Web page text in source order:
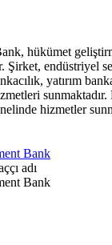
hükümet
Şirket, endüstriyel
yatırım
hizmetler
Bank
adı
Bank